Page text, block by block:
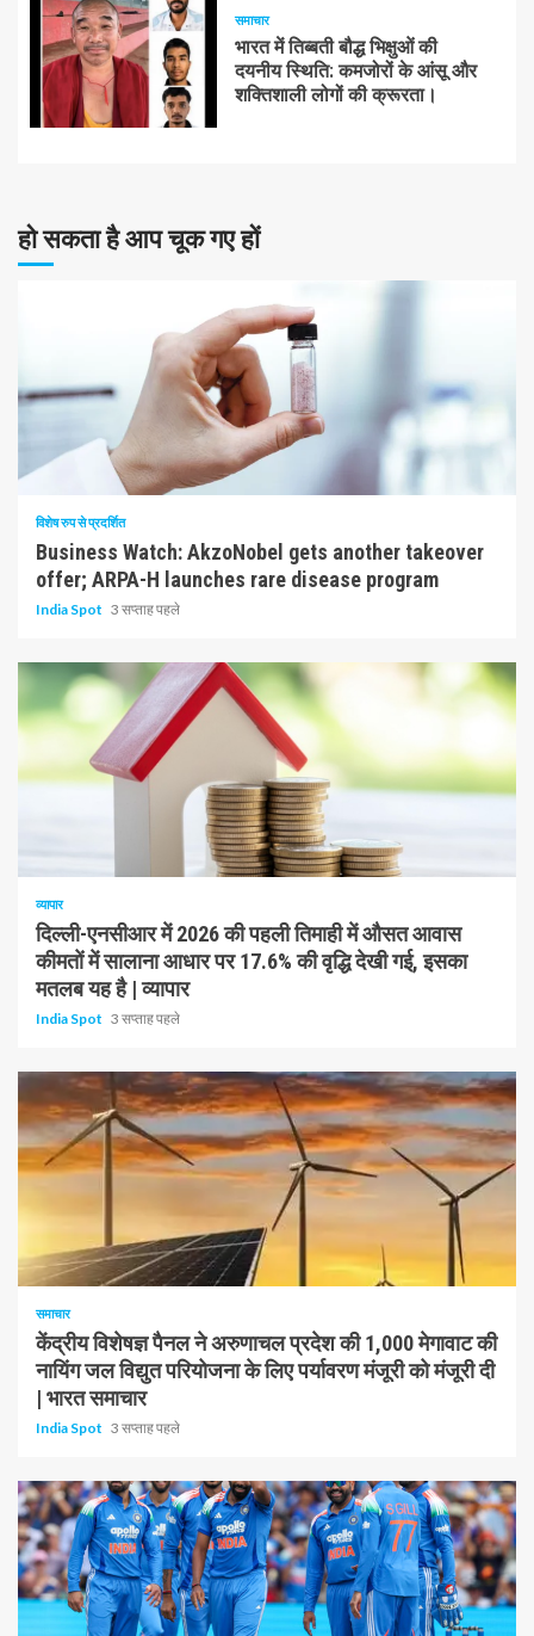
समाचार
भारत में तिब्बती बौद्ध भिक्षुओं की
दयनीय स्थिति: कमजोरों के आंसू और
शक्तिशाली लोगों की क्रूरता।
हो सकता है आप चूक गए हों
10 न्यूनतम पढ़ा
विशेष रुप से प्रदर्शित
Business Watch: AkzoNobel gets another takeover
offer; ARPA-H launches rare disease program
India Spot 3 सप्ताह पहले
व्यापार
दिल्ली-एनसीआर में 2026 की पहली तिमाही में औसत आवास
कीमतों में सालाना आधार पर 17.6% की वृद्धि देखी गई, इसका
मतलब यह है | व्यापार
India Spot 3 सप्ताह पहले
1 न्यूनतम पढ़ा
समाचार
केंद्रीय विशेषज्ञ पैनल ने अरुणाचल प्रदेश की 1,000 मेगावाट की
नायिंग जल विद्युत परियोजना के लिए पर्यावरण मंजूरी को मंजूरी दी
| भारत समाचार
India Spot 3 सप्ताह पहले